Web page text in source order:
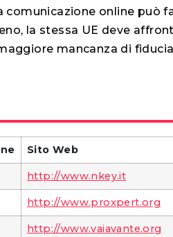
online può
la stessa UE deve
mancanza di fiducia
Sito Web
http://www.nkey.it
http://www.proxpert.org
http://www.vaiavante.org